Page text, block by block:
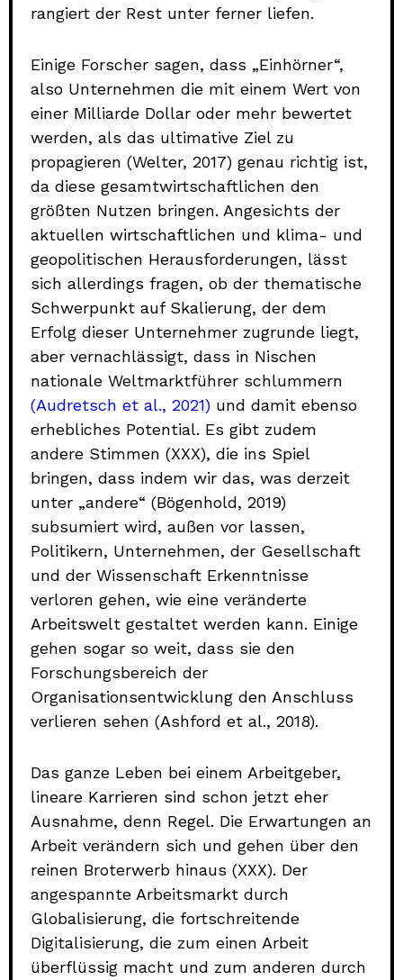
rangiert der Rest unter ferner liefen.
Einige Forscher sagen, dass „Einhörner“,
also Unternehmen die mit einem Wert von
einer Milliarde Dollar oder mehr bewertet
werden, als das ultimative Ziel zu
propagieren (Welter, 2017) genau richtig ist,
da diese gesamtwirtschaftlichen den
größten Nutzen bringen. Angesichts der
aktuellen wirtschaftlichen und klima- und
geopolitischen Herausforderungen, lässt
sich allerdings fragen, ob der thematische
Schwerpunkt auf Skalierung, der dem
Erfolg dieser Unternehmer zugrunde liegt,
aber vernachlässigt, dass in Nischen
nationale Weltmarktführer schlummern
(Audretsch et al., 2021) und damit ebenso
erhebliches Potential. Es gibt zudem
andere Stimmen (XXX), die ins Spiel
bringen, dass indem wir das, was derzeit
unter „andere“ (Bögenhold, 2019)
subsumiert wird, außen vor lassen,
Politikern, Unternehmen, der Gesellschaft
und der Wissenschaft Erkenntnisse
verloren gehen, wie eine veränderte
Arbeitswelt gestaltet werden kann. Einige
gehen sogar so weit, dass sie den
Forschungsbereich der
Organisationsentwicklung den Anschluss
verlieren sehen (Ashford et al., 2018).
Das ganze Leben bei einem Arbeitgeber,
lineare Karrieren sind schon jetzt eher
Ausnahme, denn Regel. Die Erwartungen an
Arbeit verändern sich und gehen über den
reinen Broterwerb hinaus (XXX). Der
angespannte Arbeitsmarkt durch
Globalisierung, die fortschreitende
Digitalisierung, die zum einen Arbeit
überflüssig macht und zum anderen durch